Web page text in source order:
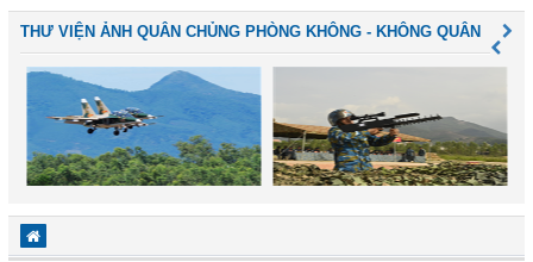
THƯ VIỆN ẢNH QUÂN CHỦNG PHÒNG KHÔNG - KHÔNG QUÂN